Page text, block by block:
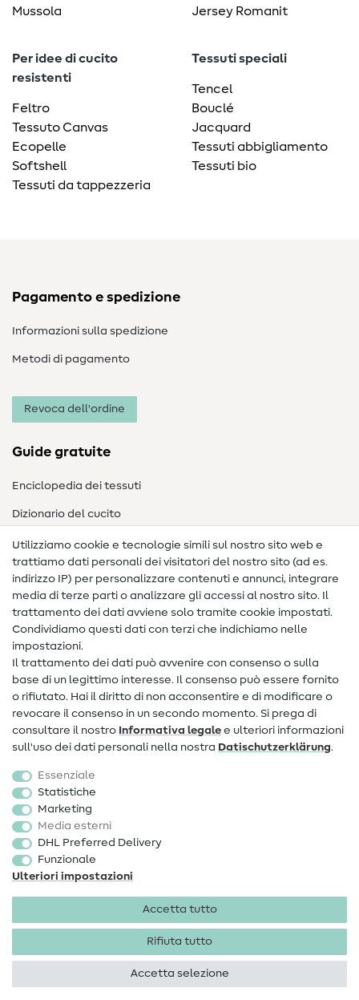
Mussola
Jersey Romanit
Per idee di cucito
resistenti
Feltro
Tessuto Canvas
Ecopelle
Softshell
Tessuti da tappezzeria
Tessuti speciali
Tencel
Bouclé
Jacquard
Tessuti abbigliamento
Tessuti bio
Pagamento e spedizione
Informazioni sulla spedizione
Metodi di pagamento
Revoca dell'ordine
Guide gratuite
Enciclopedia dei tessuti
Dizionario del cucito
Nähanleitungen
Assistenza e contatto
Contatto
Informazioni sul nuovo proprietario
FAQ
Diritto di recesso
Popolare
Accessori cucito
Sale
Utilizziamo cookie e tecnologie simili sul nostro sito web e
trattiamo dati personali dei visitatori del nostro sito (ad es.
indirizzo IP) per personalizzare contenuti e annunci, integrare
media di terze parti o analizzare gli accessi al nostro sito. Il
trattamento dei dati avviene solo tramite cookie impostati.
Condividiamo questi dati con terzi che indichiamo nelle
impostazioni.
Il trattamento dei dati può avvenire con consenso o sulla
base di un legittimo interesse. Il consenso può essere fornito
o rifiutato. Hai il diritto di non acconsentire e di modificare o
revocare il consenso in un secondo momento. Si prega di
consultare il nostro Informativa legale e ulteriori informazioni
sull'uso dei dati personali nella nostra Dati­schutz­erklärung.
Essenziale
Statistiche
Marketing
Media esterni
DHL Preferred Delivery
Funzionale
Ulteriori impostazioni
Accetta tutto
Rifiuta tutto
Accetta selezione
Informazioni legali Privacy
Condizioni generali
Diritti d'autore 2026 SewIY GmbH